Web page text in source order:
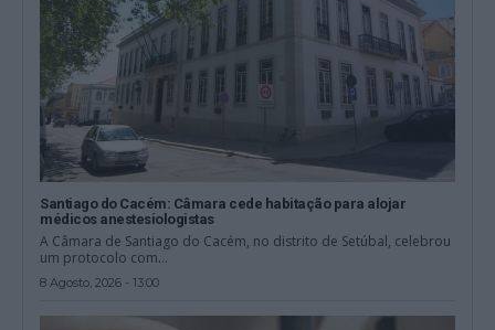
Santiago do Cacém: Câmara cede habitação para alojar
médicos anestesiologistas
A Câmara de Santiago do Cacém, no distrito de Setúbal, celebrou
um protocolo com...
8 Agosto, 2026 - 13:00